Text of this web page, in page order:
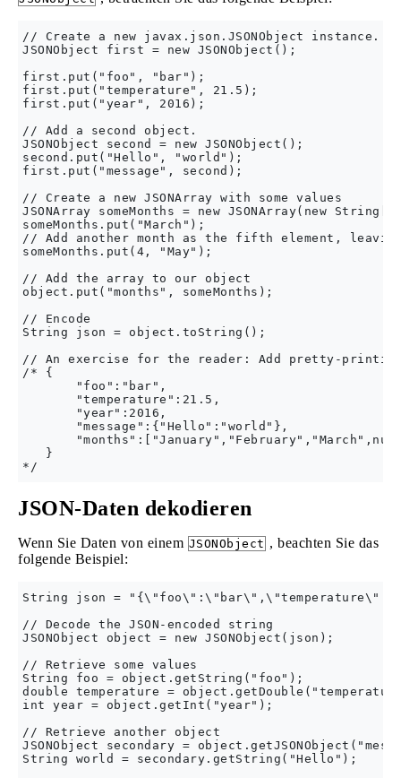
// Create a new javax.json.JSONObject instance.
JSONObject first = new JSONObject();
first.put("foo", "bar");
first.put("temperature", 21.5);
first.put("year", 2016);
// Add a second object.
JSONObject second = new JSONObject();
second.put("Hello", "world");
first.put("message", second);
// Create a new JSONArray with some values
JSONArray someMonths = new JSONArray(new
someMonths.put("March");
// Add another month as the fifth element,
someMonths.put(4, "May");
// Add the array to our object
object.put("months", someMonths);
// Encode
String json = object.toString();
// An exercise for the reader: Add pretty-
/* {
       "foo":"bar",
       "temperature":21.5,
       "year":2016,
       "message":{"Hello":"world"},
   }
JSON-Daten dekodieren
Wenn Sie Daten von einem JSONObject , beachten Sie das
folgende Beispiel:
String json =
// Decode the JSON-encoded string
JSONObject object = new JSONObject(json);
// Retrieve some values
String foo = object.getString("foo");
double temperature =
int year = object.getInt("year");
// Retrieve another object
JSONObject secondary =
String world = secondary.getString("Hello");